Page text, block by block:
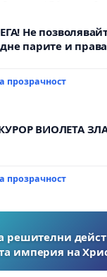
Не
парите и
прозрачност
ВИОЛЕТА
прозрачност
решителни
империя на